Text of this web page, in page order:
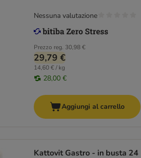
Prezzo reg. 30,98 €
29,79 €
14,60 € / kg
28,00 €
Nessuna valutazione
Aggiungi al carrello
Kattovit Gastro - in busta 24